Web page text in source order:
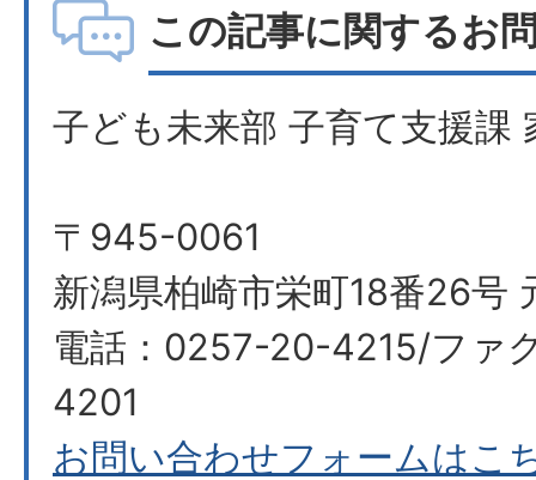
この記事に関するお
子ども未来部 子育て支援課
〒945-0061
新潟県柏崎市栄町18番26号
電話：0257-20-4215/ファ
4201
お問い合わせフォームはこ